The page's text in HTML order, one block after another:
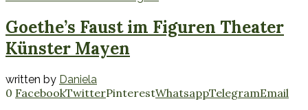
Goethe’s Faust im Figuren Theater
Künster Mayen
written by Daniela
0 FacebookTwitterPinterestWhatsappTelegramEmail